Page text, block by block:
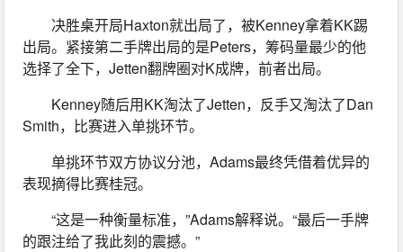
决胜桌开局Haxton就出局了，被Kenney拿着KK踢
出局。紧接第二手牌出局的是Peters，筹码量最少的他
选择了全下，Jetten翻牌圈对K成牌，前者出局。
Kenney随后用KK淘汰了Jetten，反手又淘汰了Dan
Smith，比赛进入单挑环节。
单挑环节双方协议分池，Adams最终凭借着优异的
表现摘得比赛桂冠。
“这是一种衡量标准，”Adams解释说。“最后一手牌
的跟注给了我此刻的震撼。”